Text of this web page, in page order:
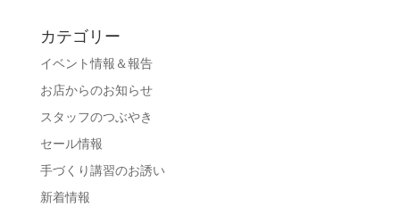
カテゴリー
イベント情報＆報告
お店からのお知らせ
スタッフのつぶやき
セール情報
手づくり講習のお誘い
新着情報